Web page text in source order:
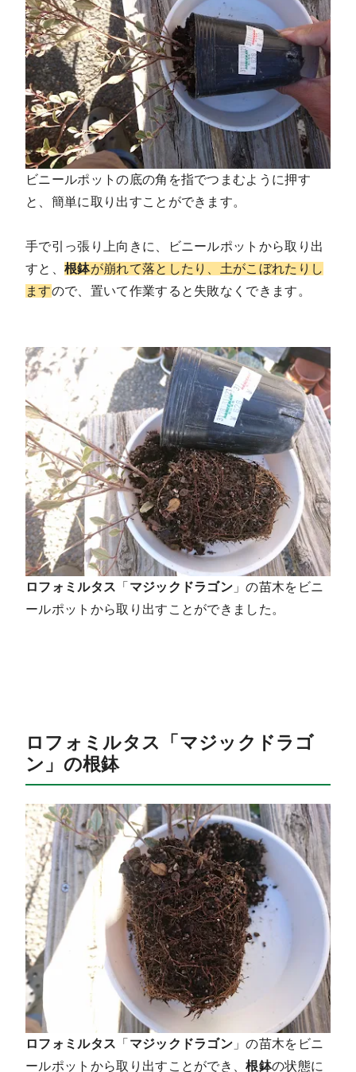
ビニールポットの底の角を指でつまむように押す
と、簡単に取り出すことができます。
手で引っ張り上向きに、ビニールポットから取り出
すと、 根鉢が崩れて落としたり、土がこぼれたりし
ますので、置いて作業すると失敗なくできます。
ロフォミルタス 「 マジックドラゴン 」の苗木をビニ
ールポットから取り出すことができました。
ロフォミルタス「マジックドラゴ
ン」の根鉢
ロフォミルタス 「 マジックドラゴン 」の苗木をビニ
ールポットから取り出すことができ、根鉢の状態に